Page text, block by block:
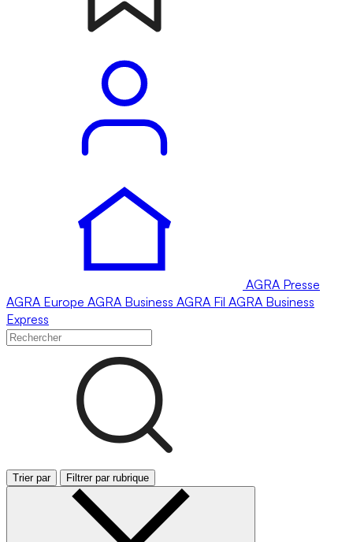
AGRA Presse
AGRA Europe AGRA Business AGRA Fil AGRA Business
Express
Trier par Filtrer par rubrique